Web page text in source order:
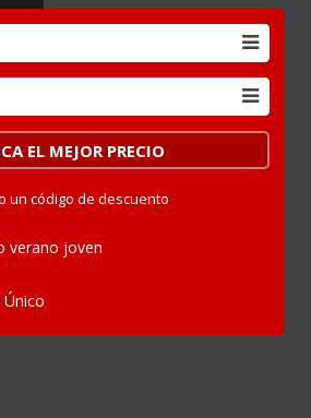
un código de descuento
verano joven